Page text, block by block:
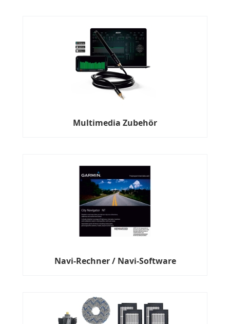
Multimedia Zubehör
Navi-Rechner / Navi-Software